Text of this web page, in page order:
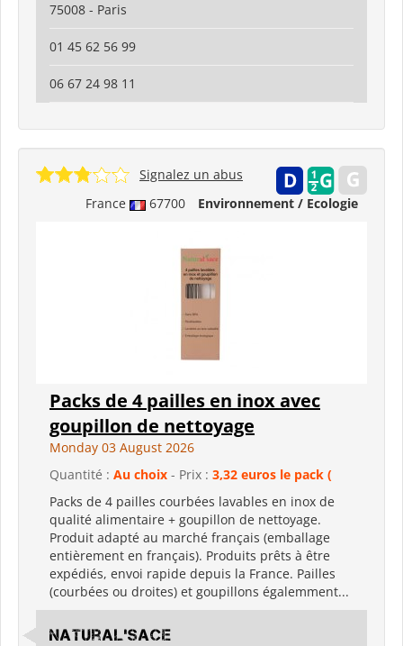
75008 - Paris
01 45 62 56 99
06 67 24 98 11
France 67700 Environnement / Ecologie
Signalez un abus
Packs de 4 pailles en inox avec
goupillon de nettoyage
Monday 03 August 2026
Quantité : Au choix - Prix : 3,32 euros le pack (
Packs de 4 pailles courbées lavables en inox de
qualité alimentaire + goupillon de nettoyage.
Produit adapté au marché français (emballage
entièrement en français). Produits prêts à être
expédiés, envoi rapide depuis la France. Pailles
(courbées ou droites) et goupillons égalemment...
Natural'sace